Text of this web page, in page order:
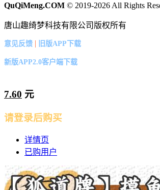
QuQiMeng.COM © 2019-2026 All Rights
唐山趣绮梦科技有限公司版权所有
意见反馈 | 旧版APP下载
新版APP2.0客户端下载
7.60 元
请登录后购买
详情页
已购用户